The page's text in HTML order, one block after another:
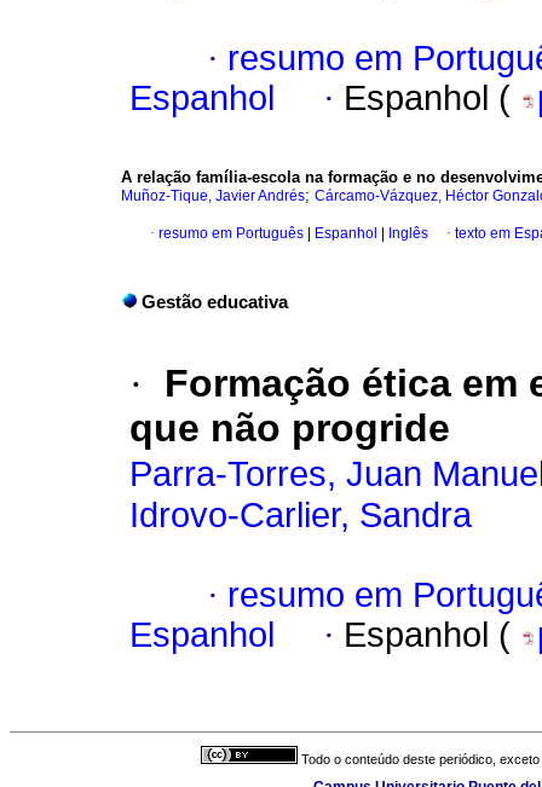
· resumo em
Espanhol
· Espanhol (
A relação família-escola na formação e no
Muñoz-Tique, Javier Andrés; Cárcamo-Vázquez, Héctor
· resumo em Português Espanhol Inglês · texto em
Gestão educativa
·
Formação ética em
que não progride
Parra-Torres, Juan
Idrovo-Carlier, Sandra
· resumo em
Espanhol
· Espanhol (
Todo o conteúdo deste periódico,